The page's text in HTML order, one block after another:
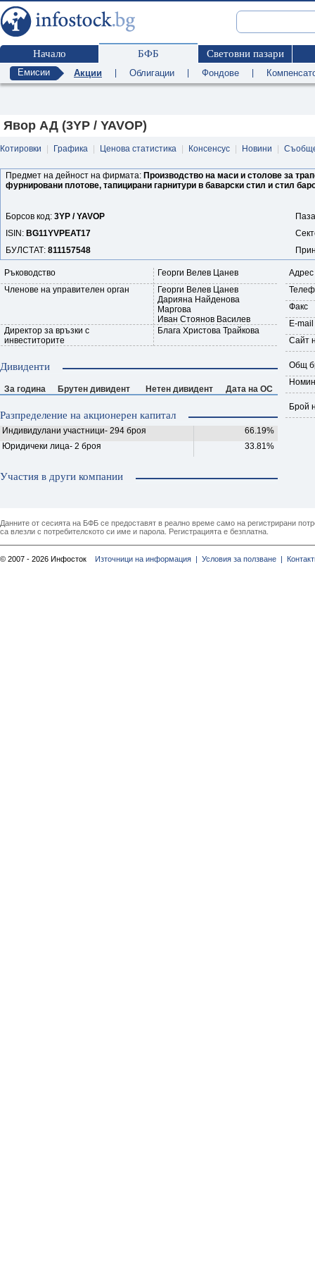
Начало БФБ Световни пазари
Емисии Акции Облигации Фондове
Явор АД (3YP / YAVOP)
Котировки Графика Ценова статистика Консенсус Новини
Предмет на дейност на фирмата: Производство на маси и столове за
фурнировани плотове, тапицирани гарнитури в баварски стил и стил
Борсов код: 3YP / YAVOP
ISIN: BG11YVPEAT17
БУЛСТАТ: 811157548
Адрес
Факс
E-mail
Сайт
Общ
Брой
Ръководство
Георги Велев Цанев
Членове на управителен орган
Георги Велев Цанев
Дарияна Найденова
Маргова
Иван Стоянов Василев
Директор за връзки с
инвеститорите
Блага Христова Трайкова
Дивиденти
За година Брутен дивидент Нетен дивидент Дата на ОС
Разпределение на акционерен капитал
Индивидулани участници- 294 броя
66.19%
Юридичеки лица- 2 броя
33.81%
Участия в други компании
Данните от сесията на БФБ се предоставят в реално време само на регистрирани
са влезли с потребителското си име и парола. Регистрацията е безплатна.
© 2007 - 2026 Инфосток Източници на информация | Условия за ползване |